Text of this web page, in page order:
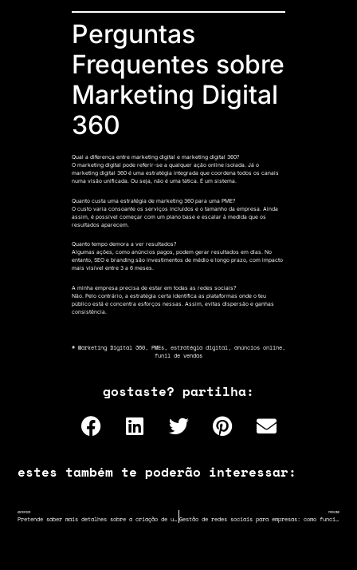
Perguntas
Frequentes sobre
Marketing Digital
360
Qual a diferença entre marketing digital e marketing digital 360?
O marketing digital pode referir-se a qualquer ação online isolada. Já o
marketing digital 360 é uma estratégia integrada que coordena todos os canais
numa visão unificada. Ou seja, não é uma tática. É um sistema.
Quanto custa uma estratégia de marketing 360 para uma PME?
O custo varia consoante os serviços incluídos e o tamanho da empresa. Ainda
assim, é possível começar com um plano base e escalar à medida que os
resultados aparecem.
Quanto tempo demora a ver resultados?
Algumas ações, como anúncios pagos, podem gerar resultados em dias. No
entanto, SEO e branding são investimentos de médio e longo prazo, com impacto
mais visível entre 3 a 6 meses.
A minha empresa precisa de estar em todas as redes sociais?
Não. Pelo contrário, a estratégia certa identifica as plataformas onde o teu
público está e concentra esforços nessas. Assim, evitas dispersão e ganhas
consistência.
# Marketing Digital 360 PMEs estratégia digital anúncios online
funil de vendas
gostaste? partilha:
estes também te poderão interessar:
ANTERIOR
Pretende saber mais detalhes sobre a criação de um anúncio no Google ADS?
PRÓXIMO
Gestão de redes sociais para empresas: como funciona e quanto custa em Portugal